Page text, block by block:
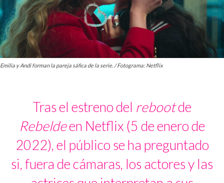
Emilia y Andi forman la pareja sáfica de la serie. / Fotograma: Netflix
Tras el estreno del rebootde
Rebeldeen Netflix (5 de enero de
2022), el público se ha preguntado
si, fuera de cámaras, los actores y las